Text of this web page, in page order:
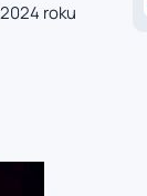
roku